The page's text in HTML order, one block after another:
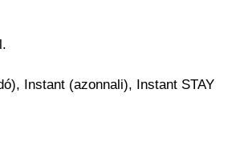
Instant (azonnali), Instant STAY